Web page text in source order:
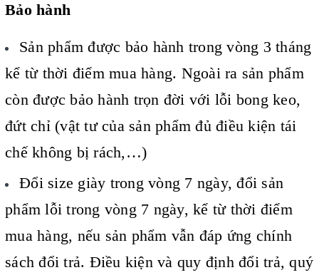
Bảo hành
Sản phẩm được bảo hành trong vòng 3 tháng
kể từ thời điểm mua hàng. Ngoài ra sản phẩm
còn được bảo hành trọn đời với lỗi bong keo,
đứt chỉ (vật tư của sản phẩm đủ điều kiện tái
chế không bị rách,…)
Đổi size giày trong vòng 7 ngày, đổi sản
phẩm lỗi trong vòng 7 ngày, kể từ thời điểm
mua hàng, nếu sản phẩm vẫn đáp ứng chính
sách đổi trả. Điều kiện và quy định đổi trả, quý